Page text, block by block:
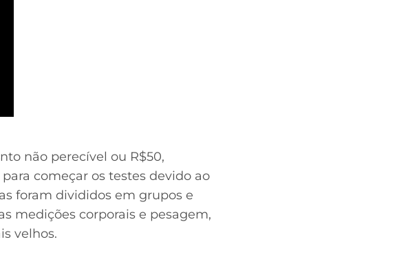
não perecível ou R$50,
começar os testes devido ao
foram divididos em grupos e
medições corporais e pesagem,
velhos.